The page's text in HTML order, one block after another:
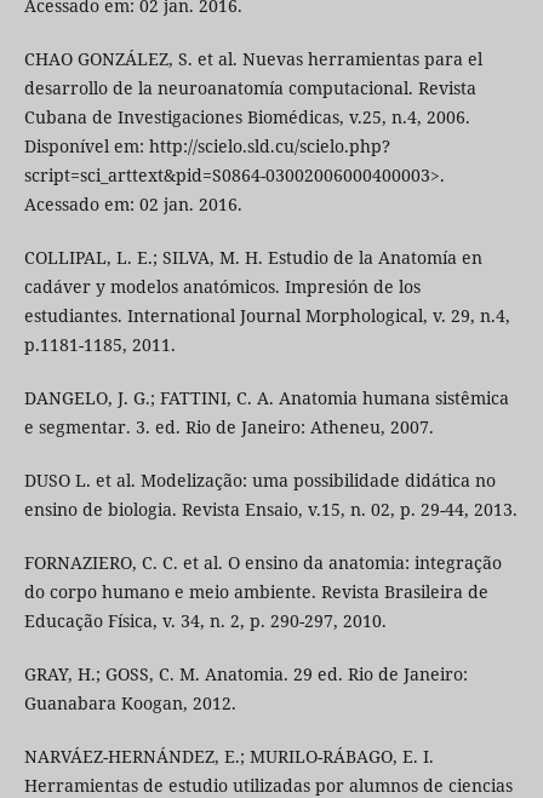
Acessado em: 02 jan. 2016.
CHAO GONZÁLEZ, S. et al. Nuevas herramientas para el
desarrollo de la neuroanatomía computacional. Revista
Cubana de Investigaciones Biomédicas, v.25, n.4, 2006.
Disponível em: http://scielo.sld.cu/scielo.php?
script=sci_arttext&pid=S0864-03002006000400003>.
Acessado em: 02 jan. 2016.
COLLIPAL, L. E.; SILVA, M. H. Estudio de la Anatomía en
cadáver y modelos anatómicos. Impresión de los
estudiantes. International Journal Morphological, v. 29, n.4,
p.1181-1185, 2011.
DANGELO, J. G.; FATTINI, C. A. Anatomia humana sistêmica
e segmentar. 3. ed. Rio de Janeiro: Atheneu, 2007.
DUSO L. et al. Modelização: uma possibilidade didática no
ensino de biologia. Revista Ensaio, v.15, n. 02, p. 29-44, 2013.
FORNAZIERO, C. C. et al. O ensino da anatomia: integração
do corpo humano e meio ambiente. Revista Brasileira de
Educação Física, v. 34, n. 2, p. 290-297, 2010.
GRAY, H.; GOSS, C. M. Anatomia. 29 ed. Rio de Janeiro:
Guanabara Koogan, 2012.
NARVÁEZ-HERNÁNDEZ, E.; MURILO-RÁBAGO, E. I.
Herramientas de estudio utilizadas por alumnos de ciencias